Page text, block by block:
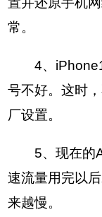
常。
4、
号不好。这时
厂设置。
5、现在的
速流量用完以
来越慢。